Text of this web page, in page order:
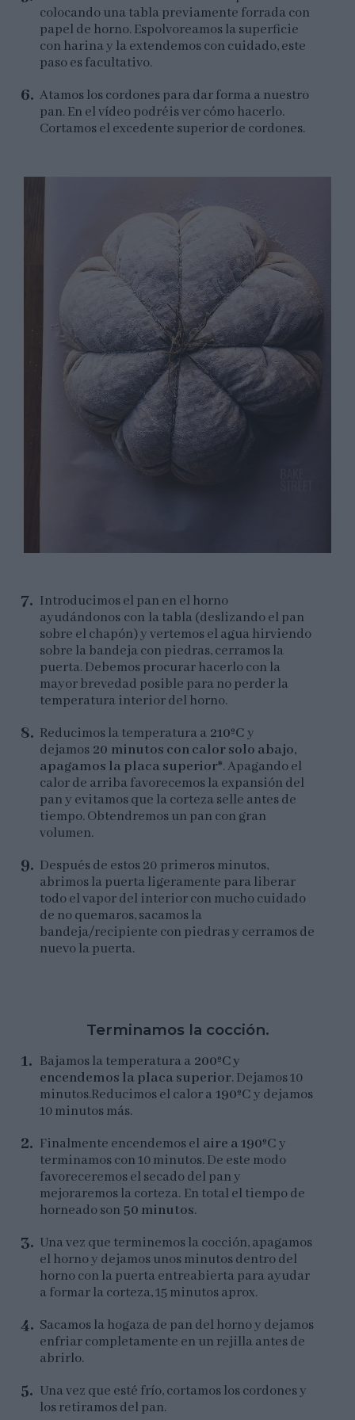
colocando una tabla previamente forrada con
papel de horno. Espolvoreamos la superficie
con harina y la extendemos con cuidado, este
paso es facultativo.
Atamos los cordones para dar forma a nuestro
pan. En el vídeo podréis ver cómo hacerlo.
Cortamos el excedente superior de cordones.
Introducimos el pan en el horno
ayudándonos con la tabla (deslizando el pan
sobre el chapón) y vertemos el agua hirviendo
sobre la bandeja con piedras, cerramos la
puerta. Debemos procurar hacerlo con la
mayor brevedad posible para no perder la
temperatura interior del horno.
Reducimos la temperatura a 210ºCy
dejamos 20 minutos con calor solo abajo,
apagamos la placa superior*. Apagando el
calor de arriba favorecemos la expansión del
pan y evitamos que la corteza selle antes de
tiempo. Obtendremos un pan con gran
volumen.
Después de estos 20 primeros minutos,
abrimos la puerta ligeramente para liberar
todo el vapor del interior con mucho cuidado
de no quemaros, sacamos la
bandeja/recipiente con piedras y cerramos de
nuevo la puerta.
Terminamos la cocción.
Bajamos la temperatura a 200ºC y
encendemos la placa superior. Dejamos 10
minutos.Reducimos el calor a190ºCy dejamos
10 minutos más.
Finalmente encendemos el aire a 190ºCy
terminamos con 10 minutos. De este modo
favoreceremos el secado del pan y
mejoraremos la corteza. En total el tiempo de
horneado son 50 minutos.
Una vez que terminemos la cocción, apagamos
el horno y dejamos unos minutos dentro del
horno con la puerta entreabierta para ayudar
a formar la corteza, 15 minutos aprox.
Sacamos la hogaza de pan del horno y dejamos
enfriar completamente en un rejilla antes de
abrirlo.
Una vez que esté frío, cortamos los cordones y
los retiramos del pan.